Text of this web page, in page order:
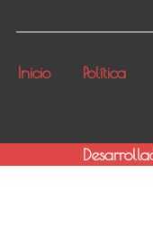
Inicio Política